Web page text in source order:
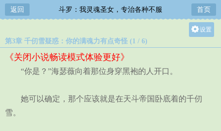
返回 斗罗：我灵魂圣女，专治各种不服 首页
设置
第3章 千仞雪疑惑：你的满魂力有点奇怪 (1 / 6)
《关闭小说畅读模式体验更好》
“你是？”海瑟薇向着那位身穿黑袍的人开口。
她可以确定，那个应该就是在天斗帝国卧底着的千仞
雪。